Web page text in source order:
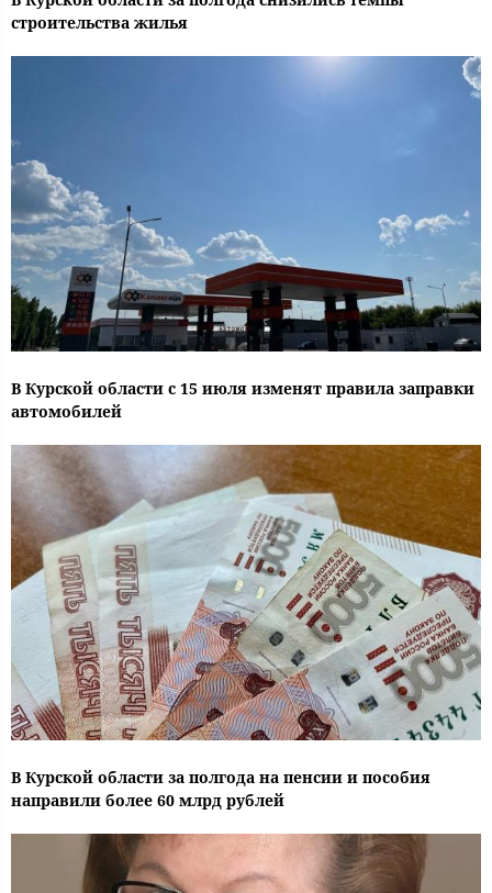
строительства жилья
В Курской области с 15 июля изменят правила заправки
автомобилей
В Курской области за полгода на пенсии и пособия
направили более 60 млрд рублей